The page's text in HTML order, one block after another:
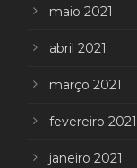
maio 2021
abril 2021
março 2021
fevereiro 2021
janeiro 2021